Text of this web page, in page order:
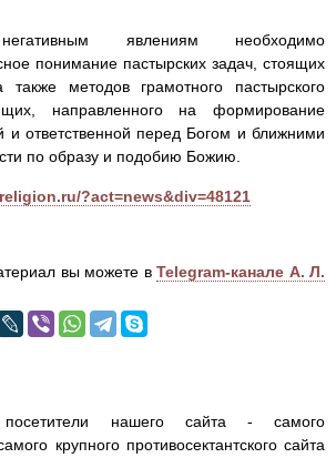
явлениям необходимо
понимание пастырских задач, стоящих
методов грамотного пастырского
направленного на формирование
и ответственной перед Богом и ближними
по образу и подобию Божию.
?act=news&div=48121
вы можете в Telegram-канале А. Л.
посетители нашего сайта - самого
крупного противосектантского сайта